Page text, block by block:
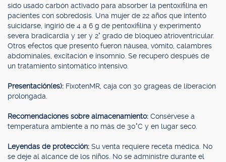
sido usado carbón activado para absorber la pentoxifilina en
pacientes con sobredosis. Una mujer de 22 años que intentó
suicidarse, ingirió de 4 a 6 g de pentoxifilina y experimentó
severa bradicardia y 1er y 2° grado de bloqueo atrioventricular.
Otros efectos que presentó fueron náusea, vómito, calambres
abdominales, excitación e insomnio. Se recuperó después de
un tratamiento sintomático intensivo.
Presentación(es): FixotenMR, caja con 30 grageas de liberación
prolongada.
Recomendaciones sobre almacenamiento: Consérvese a
temperatura ambiente a no más de 30°C y en lugar seco.
Leyendas de protección: Su venta requiere receta médica. No
se deje al alcance de los niños. No se administre durante el